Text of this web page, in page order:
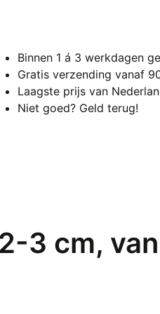
Binnen 1 á 3 werkdagen
Gratis verzending vanaf
Laagste prijs van
Niet goed? Geld terug!
3 cm,